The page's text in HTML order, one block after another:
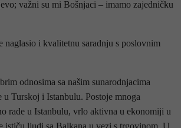
važni su mi Bošnjaci – imamo zajedničku
naglasio i kvalitetnu saradnju s poslovnim
odnosima sa našim sunarodnjacima
Turskoj i Istanbulu. Postoje mnoga
rade u Istanbulu, vrlo aktivna u ekonomiji u
ističu ljudi sa Balkana u vezi s trgovinom. U